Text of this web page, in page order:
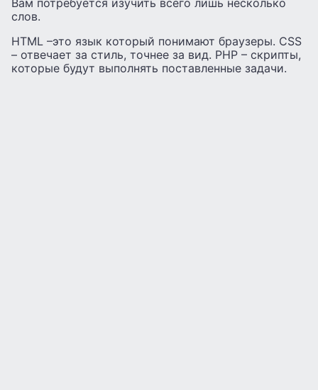
Вам потребуется изучить всего лишь несколько
слов.
HTML –это язык который понимают браузеры. CSS
– отвечает за стиль, точнее за вид. PHP – скрипты,
которые будут выполнять поставленные задачи.